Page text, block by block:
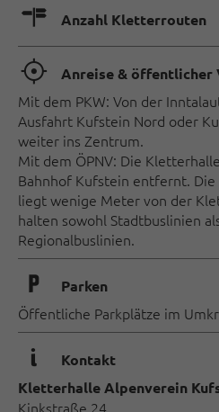
🍫 Anzahl Kletterrouten
🞞 Anreise & öffentlicher
Mit dem PKW: Von der
Ausfahrt Kufstein Nord oder
weiter ins Zentrum.
Mit dem ÖPNV: Die
Bahnhof Kufstein entfernt.
liegt wenige Meter von der
halten sowohl Stadtbuslinien
Regionalbuslinien.
🐈 Parken
Öffentliche Parkplätze im
🜇
Kontakt
Kletterhalle Alpenverein
Kinkstraße 24